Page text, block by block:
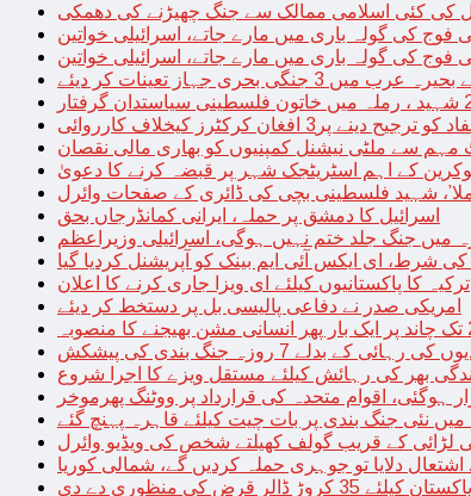
کی کئی اسلامی ممالک سے جنگ چھیڑنے کی دھمکی
فوج کی گولہ باری میں مارے جاتے، اسرائیلی خواتین
فوج کی گولہ باری میں مارے جاتے، اسرائیلی خواتین
میں 3 جنگی بحری جہاز تعینات کر دیئے
دینے پر3 افغان کرکٹرز کیخلاف کارروائی
مہم سے ملٹی نیشنل کمپنیوں کو بھاری مالی نقصان
کے اہم اسٹریٹجک شہر پر قبضہ کرنے کا دعویٰ
شہید فلسطینی بچی کی ڈائری کے صفحات وائرل
اسرائیل کا دمشق پر حملہ، ایرانی کمانڈرجاں بحق
میں جنگ جلد ختم نہیں ہوگی، اسرائیلی وزیراعظم
کی شرط، ای ایکس آئی ایم بینک کو آپریشنل کردیا گیا
ترکیہ کا پاکستانیوں کیلئے ای ویزا جاری کرنے کا اعلان
امریکی صدر نے دفاعی پالیسی بل پر دستخط کر دیئے
بھر کی رہائش کیلئے مستقل ویزے کا اجرا شروع
میں نئی جنگ بندی پر بات چیت کیلئے قاہرہ پہنچ گئے
لڑائی کے قریب گولف کھیلتے شخص کی ویڈیو وائرل
دلایا تو جوہری حملہ کردیں گے، شمالی کوریا
ڈالر قرض کی منظوری دے دی